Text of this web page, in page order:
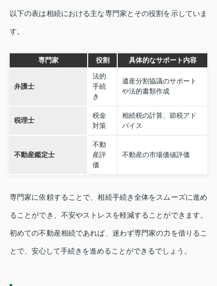
以下の表は相続における主な専門家とその役割を示していま
す。
専門家 役割 具体的なサポート内容
弁護士
法的
手続
き
遺産分割協議のサポート
や法的書類作成
税理士
税金
対策
相続税の計算、節税アド
バイス
不動産鑑定士
不動
産評
価
不動産の市場価値評価
専門家に依頼することで、相続手続き全体をスムーズに進め
ることができ、不安やストレスを軽減することができます。
初めての不動産相続であれば、迷わず専門家の力を借りるこ
とで、安心して手続きを進めることができるでしょう。